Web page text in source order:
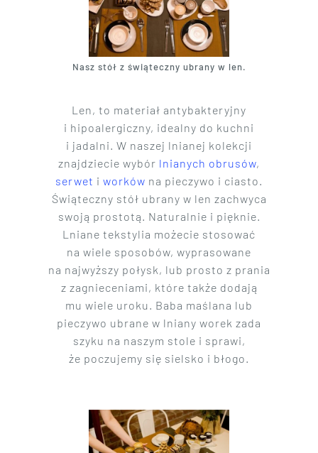
Nasz stół z świąteczny ubrany w len.
Len, to materiał antybakteryjny
i hipoalergiczny, idealny do kuchni
i jadalni. W naszej lnianej kolekcji
znajdziecie wybór lnianych obrusów,
serwet i worków na pieczywo i ciasto.
Świąteczny stół ubrany w len zachwyca
swoją prostotą. Naturalnie i pięknie.
Lniane tekstylia możecie stosować
na wiele sposobów, wyprasowane
na najwyższy połysk, lub prosto z prania
z zagnieceniami, które także dodają
mu wiele uroku. Baba maślana lub
pieczywo ubrane w lniany worek zada
szyku na naszym stole i sprawi,
że poczujemy się sielsko i błogo.